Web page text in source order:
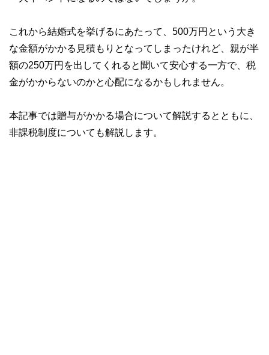
これから結婚式を挙げるにあたって、500万円という大き
な金額がかかる見積もりとなってしまったけれど、親が半
額の250万円を出してくれると聞いて安心する一方で、税
金がかからないのかと心配になるかもしれません。
本記事では贈与がかかる場合について解説するとともに、
非課税制度についても解説します。